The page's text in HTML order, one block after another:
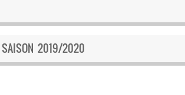
SAISON 2019/2020